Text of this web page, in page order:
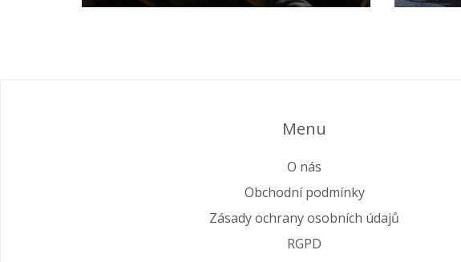
Menu
O nás
Obchodní podmínky
Zásady ochrany osobních údajů
RGPD